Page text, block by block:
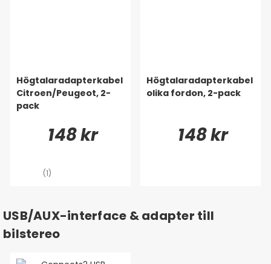
Högtalaradapterkabel
Citroen/Peugeot, 2-
pack
148 kr
(1)
Högtalaradapterkabel
olika fordon, 2-pack
148 kr
USB/AUX-interface & adapter till
bilstereo